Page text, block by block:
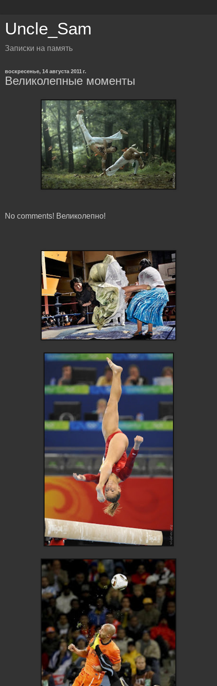
Uncle_Sam
Записки на память
воскресенье, 14 августа 2011 г.
Великолепные моменты
No comments! Великолепно!